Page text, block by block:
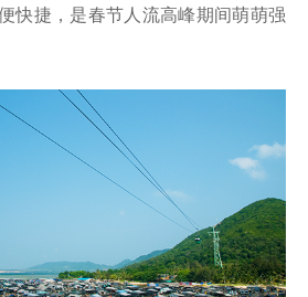
快捷，是春节人流高峰期间萌萌强